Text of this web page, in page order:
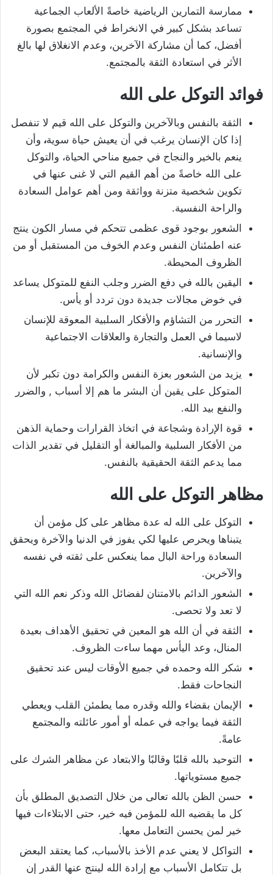
ممارسة التمارين الرياضية خاصةً الألعاب الجماعية
تساعد بشكل كبير في الانخراط في المجتمع بصورة
أفضل، كما أن مشاركة الآخرين، وعدم الانغلاق لها بالغ
الأثر في استعادة الثقة بالمجتمع.
فوائد التوكل على الله
الثقة بالنفس وبالآخرين والتوكل على الله قيم لا تنفصل
إذا كان الإنسان يرغب في أن يعيش حياة سوية، وأن
ينعم بالخير والنجاح في جميع مناحي الحياة، والتوكل
على الله خاصةً من أهم القيم التي لا غنى عنها في
تكوين شخصية متزنة وواثقة ومن أهم عوامل السعادة
والراحة النفسية.
الشعور بوجود قوى عظمى تتحكم في مسار الكون ينتج
عنه اطمئنان النفس وعدم الخوف من المستقبل أو من
الظروف المحيطة.
اليقين بالله في دفع الضرر وجلب النفع للمتوكل يساعد
في خوض مجالات جديدة دون تردد أو يأس.
التحرر من التشاؤم والأفكار السلبية المعوقة للإنسان
لاسيما في العمل والتجارة والعلاقات الاجتماعية
والإنسانية.
يزيد من الشعور بعزة النفس والكرامة دون تكبر لأن
المتوكل على يقين أن البشر ما هم إلا أسباب , والضرر
والنفع بيد الله.
قوة الإرادة وشجاعة في اتخاذ القرارات وحماية الذهن
من الأفكار السلبية والمبالغة أو التقليل في تقدير الذات
مما يدعم الثقة الحقيقية بالنفس.
مظاهر التوكل على الله
التوكل على الله له عدة مظاهر على كل مؤمن أن
يتبناها ويحرص عليها لكي يفوز في الدنيا والآخرة ويحقق
السعادة وراحة البال مما ينعكس على ثقته في نفسه
والآخرين.
الشعور الدائم بالامتنان لفضائل الله وذكر نعم الله التي
لا تعد ولا تحصى.
الثقة في أن الله هو المعين في تحقيق الأهداف بعيدة
المنال، وعد اليأس مهما ساءت الظروف.
شكر الله وحمده في جميع الأوقات ليس عند تحقيق
النجاحات فقط.
الإيمان بقضاء والله وقدره مما يطمئن القلب ويعطي
الثقة فيما يواجه في عمله أو أمور عائلته والمجتمع
عامةً.
التوحيد بالله قلبًا وقالبًا والابتعاد عن مظاهر الشرك على
جميع مستوياتها.
حسن الظن بالله تعالى من خلال التصديق المطلق بأن
كل ما يقضيه الله للمؤمن فيه خير، حتى الابتلاءات فيها
خير لمن يحسن التعامل معها.
التواكل لا يعني عدم الأخذ بالأسباب، كما يعتقد البعض
بل تتكامل الأسباب مع إرادة الله لينتج عنها القدر إن